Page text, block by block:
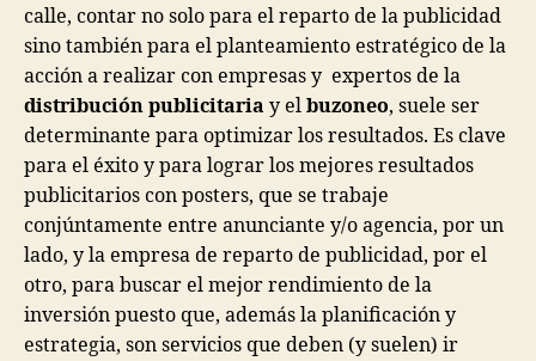
calle, contar no solo para el reparto de la publicidad
sino también para el planteamiento estratégico de la
acción a realizar con empresas y expertos de la
distribución publicitaria y el buzoneo, suele ser
determinante para optimizar los resultados. Es clave
para el éxito y para lograr los mejores resultados
publicitarios con posters, que se trabaje
conjúntamente entre anunciante y/o agencia, por un
lado, y la empresa de reparto de publicidad, por el
otro, para buscar el mejor rendimiento de la
inversión puesto que, además la planificación y
estrategia, son servicios que deben (y suelen) ir